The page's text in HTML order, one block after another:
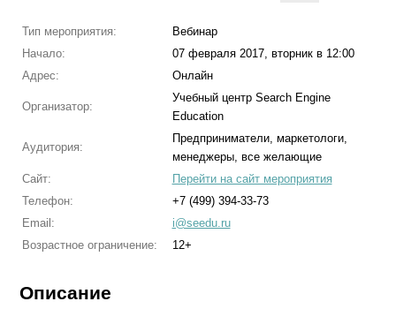
Тип мероприятия:
Вебинар
Начало:
07 февраля 2017, вторник в 12:00
Адрес:
Онлайн
Организатор:
Учебный центр Search Engine
Education
Аудитория:
Предприниматели, маркетологи,
менеджеры, все желающие
Сайт:
Перейти на сайт мероприятия
Телефон:
+7 (499) 394-33-73
Email:
i@seedu.ru
Возрастное ограничение:
12+
Описание